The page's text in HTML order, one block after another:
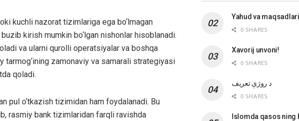
kuchli nazorat tizimlariga ega bo‘lmagan
kirish mumkin bo‘lgan nishonlar hisoblanadi.
va ularni qurolli operatsiyalar va boshqa
tarmog‘ining zamonaviy va samarali strategiyasi
qoladi.
pul o‘tkazish tizimidan ham foydalanadi. Bu
rasmiy bank tizimlaridan farqli ravishda
Yahud va maqsadlari
0 SHARES
Xavorij unvoni!
0 SHARES
‌د روژې تعریف
0 SHARES
Islomda qasos ning